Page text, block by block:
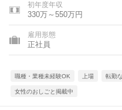
初年度年収
330万～550万円
雇用形態
正社員
職種・業種未経験OK 上場 転勤な
女性のおしごと掲載中